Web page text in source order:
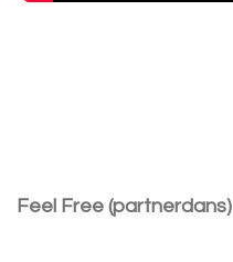
Feel Free (partnerdans)